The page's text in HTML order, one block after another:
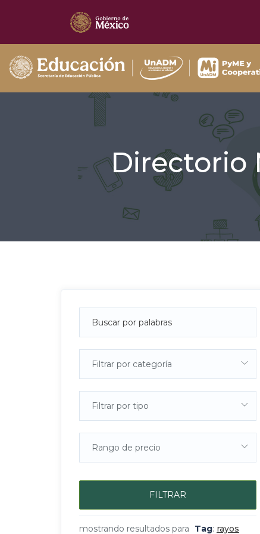
Directorio
Filtrar por categoría
Filtrar por tipo
Rango de precio
FILTRAR
mostrando resultados para Tag: rayos